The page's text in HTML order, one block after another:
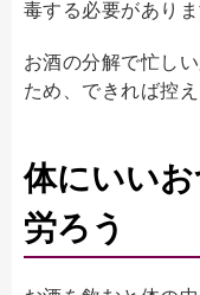
毒する必要がありま
お酒の分解で忙し
ため、できれば控
体にいい
労ろう